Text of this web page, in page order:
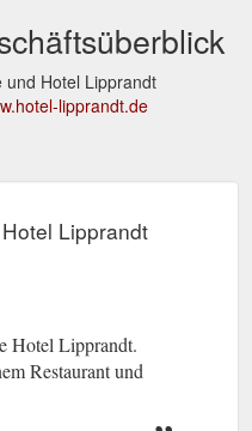
und Hotel Lipprandt
lipprandt.de
Lipprandt
Hotel Lipprandt.
Restaurant und